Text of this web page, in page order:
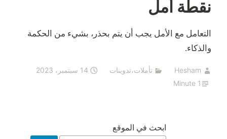
نقطة أمل
التعامل مع الأمل يجب أن يتم بحذر، بشيء من الحكمة
والذكاء.
Hesham تأملات،تدوينات
14 سبتمبر، 2023
1 Minute
ابحث في الموقع